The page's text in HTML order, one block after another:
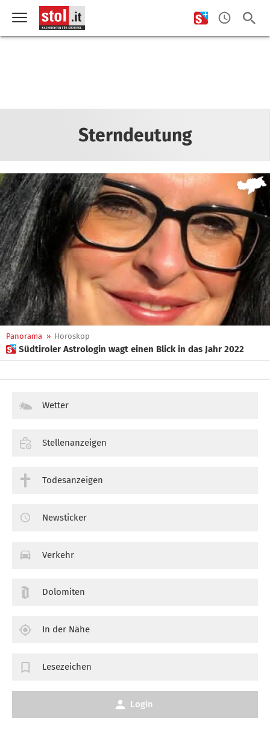
Sterndeutung
Panorama » Horoskop
 Südtiroler Astrologin wagt einen Blick in das Jahr 2022
Wetter
Stellenanzeigen
Todesanzeigen
Newsticker
Verkehr
Dolomiten
In der Nähe
Lesezeichen
Login